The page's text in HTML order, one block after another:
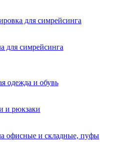
для симрейсинга
для симрейсинга
одежда и обувь
и рюкзаки
офисные и складные, пуфы